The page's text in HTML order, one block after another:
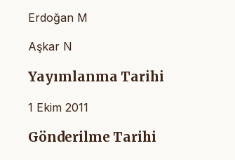
Erdoğan M
Aşkar N
Yayımlanma Tarihi
1 Ekim 2011
Gönderilme Tarihi